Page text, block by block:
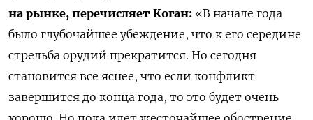
на рынке, перечисляет Коган: «В начале года
было глубочайшее убеждение, что к его середине
стрельба орудий прекратится. Но сегодня
становится все яснее, что если конфликт
завершится до конца года, то это будет очень